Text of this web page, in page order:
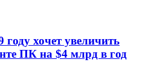
году хочет увеличить
ПК на $4 млрд в год